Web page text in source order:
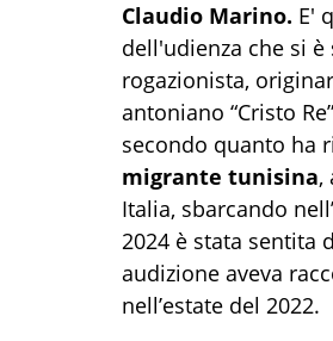
Claudio Marino. E'
dell'udienza che si
rogazionista,
antoniano “Cristo
secondo quanto ha
migrante tunisina,
Italia, sbarcando
2024 è stata sentita
audizione aveva
nell’estate del 2022.